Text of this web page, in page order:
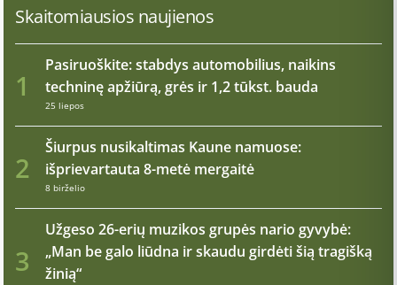
Skaitomiausios naujienos
1
Pasiruoškite: stabdys automobilius, naikins
techninę apžiūrą, grės ir 1,2 tūkst. bauda
25 liepos
2
Šiurpus nusikaltimas Kaune namuose:
išprievartauta 8-metė mergaitė
8 birželio
3
Užgeso 26-erių muzikos grupės nario gyvybė:
„Man be galo liūdna ir skaudu girdėti šią tragišką
žinią“